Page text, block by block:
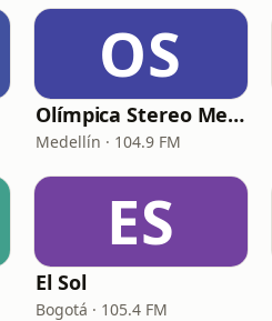
OS
Olímpica Stereo Medellín
Medellín · 104.9 FM
ES
El Sol
Bogotá · 105.4 FM